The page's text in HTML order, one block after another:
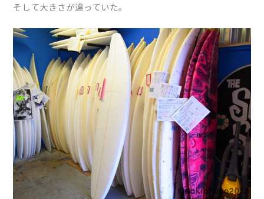
そして大きさが違っていた。